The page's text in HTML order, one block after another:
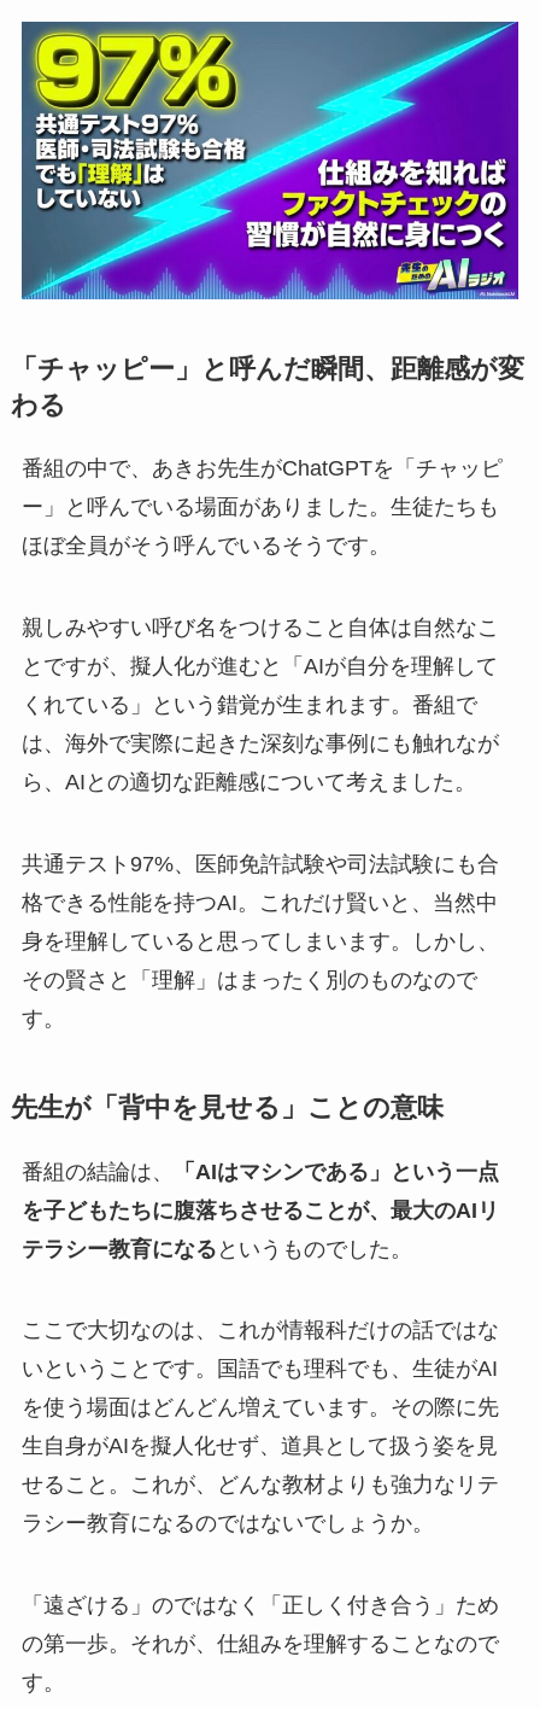
「チャッピー」と呼んだ瞬間、距離感が変
わる
番組の中で、あきお先生がChatGPTを「チャッピ
ー」と呼んでいる場面がありました。生徒たちも
ほぼ全員がそう呼んでいるそうです。
親しみやすい呼び名をつけること自体は自然なこ
とですが、擬人化が進むと「AIが自分を理解して
くれている」という錯覚が生まれます。番組で
は、海外で実際に起きた深刻な事例にも触れなが
ら、AIとの適切な距離感について考えました。
共通テスト97%、医師免許試験や司法試験にも合
格できる性能を持つAI。これだけ賢いと、当然中
身を理解していると思ってしまいます。しかし、
その賢さと「理解」はまったく別のものなので
す。
先生が「背中を見せる」ことの意味
番組の結論は、
「AIはマシンである」という一点
を子どもたちに腹落ちさせることが、最大のAIリ
テラシー教育になる というものでした。
ここで大切なのは、これが情報科だけの話ではな
いということです。国語でも理科でも、生徒がAI
を使う場面はどんどん増えています。その際に先
生自身がAIを擬人化せず、道具として扱う姿を見
せること。これが、どんな教材よりも強力なリテ
ラシー教育になるのではないでしょうか。
「遠ざける」のではなく「正しく付き合う」ため
の第一歩。それが、仕組みを理解することなので
す。